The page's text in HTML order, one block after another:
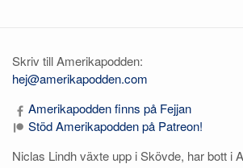
Skriv till Amerikapodden:
hej@amerikapodden.com
Amerikapodden finns på Fejjan
Stöd Amerikapodden på Patreon!
Niclas Lindh växte upp i Skövde, har bott i